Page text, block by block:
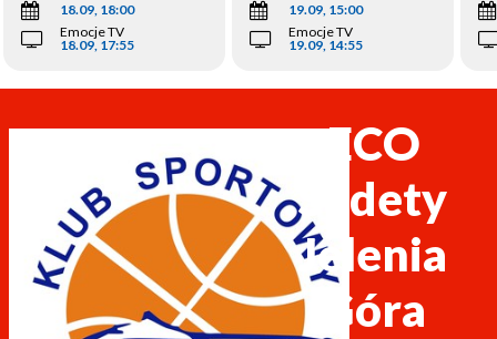
18.09, 18:00
Emocje TV
18.09, 17:55
19.09, 15:00
Emocje TV
19.09, 14:55
ECO
Sudety
Jelenia
Góra